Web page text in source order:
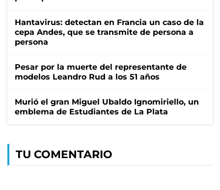
Hantavirus: detectan en Francia un caso de la
cepa Andes, que se transmite de persona a
persona
Pesar por la muerte del representante de
modelos Leandro Rud a los 51 años
Murió el gran Miguel Ubaldo Ignomiriello, un
emblema de Estudiantes de La Plata
TU COMENTARIO